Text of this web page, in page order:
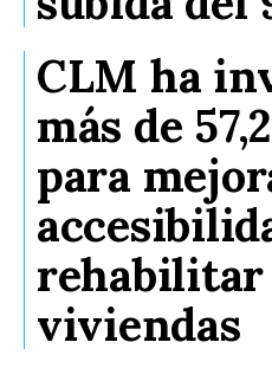
CLM ha
más de
para
rehabilitar
viviendas